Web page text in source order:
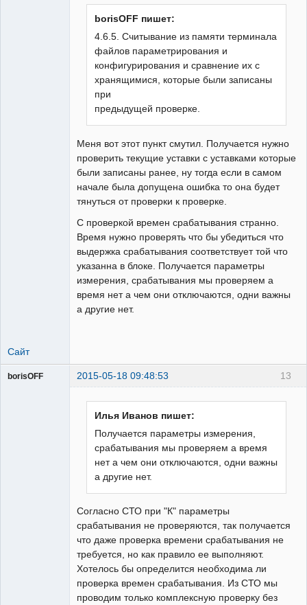
borisOFF пишет:
4.6.5. Считывание из памяти терминала
файлов параметрирования и
конфигурирования и сравнение их с
хранящимися, которые были записаны
при
предыдущей проверке.
Меня вот этот пункт смутил. Получается нужно
проверить текущие уставки с уставками которые
были записаны ранее, ну тогда если в самом
начале была допущена ошибка то она будет
тянуться от проверки к проверке.
С проверкой времен срабатывания странно.
Время нужно проверять что бы убедиться что
выдержка срабатывания соответствует той что
указанна в блоке. Получается параметры
измерения, срабатывания мы проверяем а
время нет а чем они отключаются, одни важны
а другие нет.
Сайт
13
borisOFF 2015-05-18 09:48:53
Илья Иванов пишет:
Получается параметры измерения,
срабатывания мы проверяем а время
нет а чем они отключаются, одни важны
а другие нет.
Согласно СТО при "К" параметры
срабатывания не проверяются, так получается
что даже проверка времени срабатывания не
требуется, но как правило ее выполняют.
Хотелось бы определится необходима ли
проверка времен срабатывания. Из СТО мы
проводим только комплексную проверку без